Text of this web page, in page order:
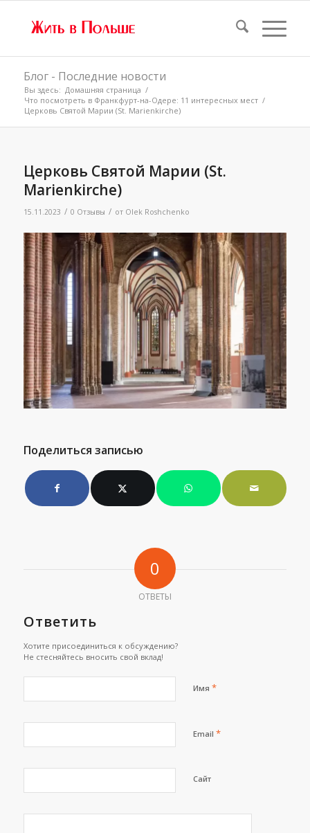
Блог - Последние новости
Вы здесь: Домашняя страница /
Что посмотреть в Франкфурт-на-Одере: 11 интересных мест /
Церковь Святой Марии (St. Marienkirche)
Церковь Святой Марии (St.
Marienkirche)
15.11.2023 / 0 Отзывы / от Olek Roshchenko
Поделиться записью
0
ОТВЕТЫ
Ответить
Хотите присоединиться к обсуждению?
Не стесняйтесь вносить свой вклад!
Имя *
Email *
Сайт